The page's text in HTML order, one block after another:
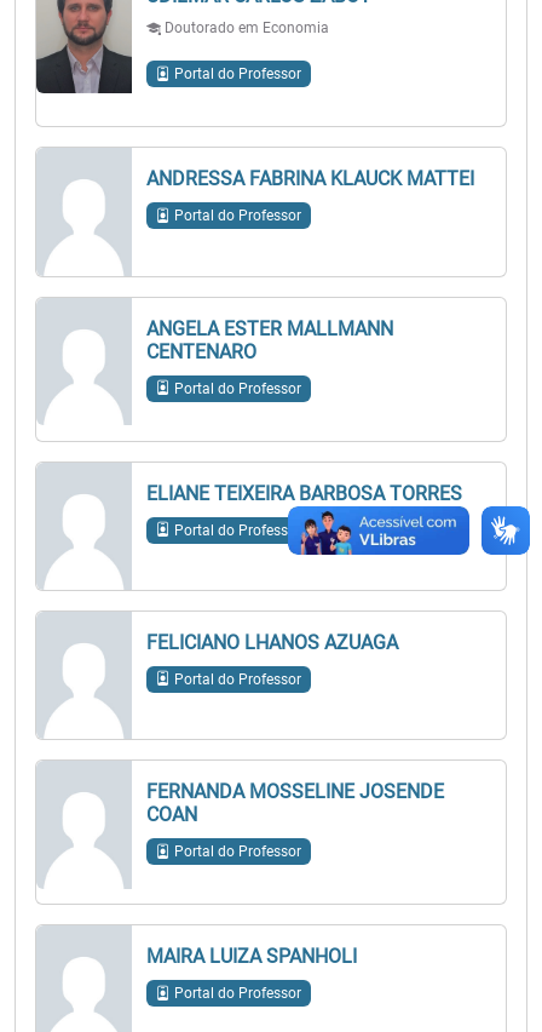
Doutorado em Economia
Portal do Professor
ANDRESSA FABRINA KLAUCK MATTEI
Portal do Professor
ANGELA ESTER MALLMANN
CENTENARO
Portal do Professor
ELIANE TEIXEIRA BARBOSA TORRES
Portal do Professor
FELICIANO LHANOS AZUAGA
Portal do Professor
FERNANDA MOSSELINE JOSENDE
COAN
Portal do Professor
MAIRA LUIZA SPANHOLI
Portal do Professor